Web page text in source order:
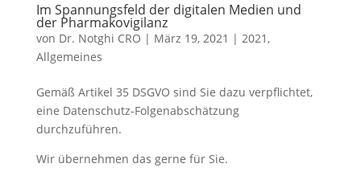
Im Spannungsfeld der digitalen Medien und
der Pharmakovigilanz
von Dr. Notghi CRO | März 19, 2021 | 2021,
Allgemeines
Gemäß Artikel 35 DSGVO sind Sie dazu verpflichtet,
eine Datenschutz-Folgenabschätzung
durchzuführen.
Wir übernehmen das gerne für Sie.